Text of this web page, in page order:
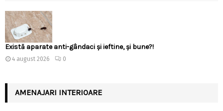
Există aparate anti-gândaci și ieftine, și bune?!
4 august 2026 0
AMENAJARI INTERIOARE